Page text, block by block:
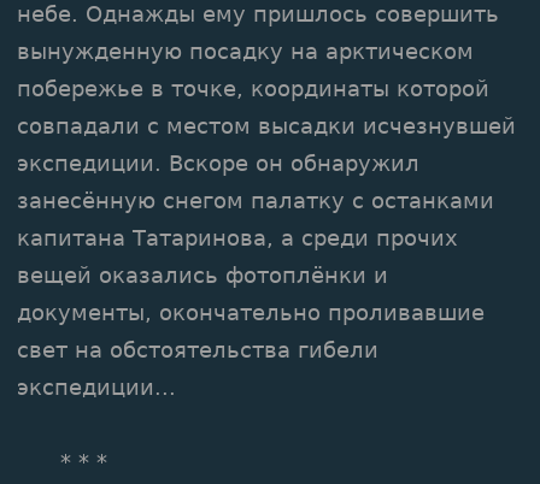
небе. Однажды ему пришлось совершить
вынужденную посадку на арктическом
побережье в точке, координаты которой
совпадали с местом высадки исчезнувшей
экспедиции. Вскоре он обнаружил
занесённую снегом палатку с останками
капитана Татаринова, а среди прочих
вещей оказались фотоплёнки и
документы, окончательно проливавшие
свет на обстоятельства гибели
экспедиции...
* * *